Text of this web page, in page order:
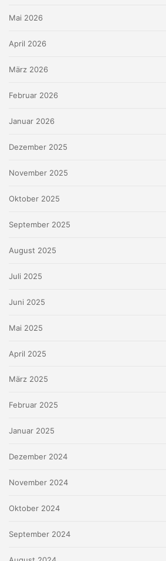
Mai 2026
April 2026
März 2026
Februar 2026
Januar 2026
Dezember 2025
November 2025
Oktober 2025
September 2025
August 2025
Juli 2025
Juni 2025
Mai 2025
April 2025
März 2025
Februar 2025
Januar 2025
Dezember 2024
November 2024
Oktober 2024
September 2024